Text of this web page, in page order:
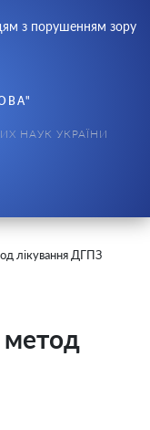
з порушенням зору
НАУК УКРАЇНИ
лікування ДГПЗ
метод